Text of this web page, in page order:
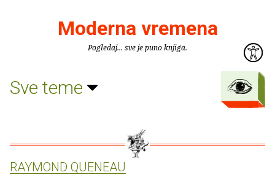
Moderna vremena
Pogledaj... sve je puno knjiga.
Sve teme
RAYMOND QUENEAU